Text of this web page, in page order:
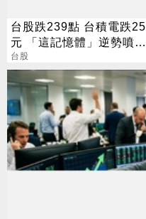
台股跌239點 台積電跌25
元 「這記憶體」逆勢噴
5%
台股